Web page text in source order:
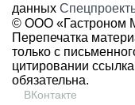
данных
© ООО «Гастроном
Перепечатка
только с
цитировании
обязательна.
ВКонтакте